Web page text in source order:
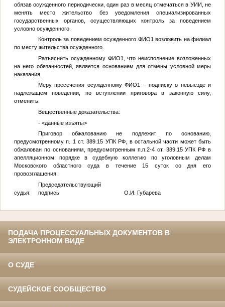
обязав осужденного периодически, один раз в месяц отмечаться в УИИ, не
менять место жительство без уведомления специализированных
государственных органов, осуществляющих контроль за поведением
условно осужденного.
Контроль за поведением осужденного ФИО1 возложить на филиал
по месту жительства осужденного.
Разъяснить осужденному ФИО1
, что неисполнение возложенных
на него обязанностей, является основанием для отмены условной меры
наказания.
Меру пресечения осужденномуФИО1 – подписку о невыезде и
надлежащем поведении, по вступлении приговора в законную силу,
отменить.
Вещественные доказательства:
- <данные изъяты>
Приговор обжалованию не подлежит по основанию,
предусмотренному п. 1 ст. 389.15 УПК РФ, в остальной части может быть
обжалован по основаниям, предусмотренным п.п.2-4 ст. 389.15 УПК РФ в
апелляционном порядке в судебную коллегию по уголовным делам
Московского областного суда в течение 15 суток со дня его
провозглашения.
Председательствующий
судья: подпись О.И. Губарева
ПОДАЧА ПРОЦЕССУАЛЬНЫХ ДОКУМЕНТОВ В
ЭЛЕКТРОННОМ ВИДЕ
О СУДЕ
СУДЕЙСКОЕ СООБЩЕСТВО